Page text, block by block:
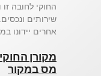
החוקי לחובה
שירותים
אחרים יידונו
מקורן
מס במקור